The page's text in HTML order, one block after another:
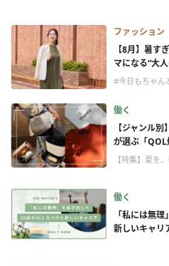
ファッション
【8月】暑す
マになる“大
#今日もちゃん
働く
【ジャンル
が選ぶ「QOL
【特集】夏を
働く
「私には無
新しいキャリ